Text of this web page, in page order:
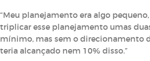
“Meu planejamento era algo
triplicar esse planejamento umas
mínimo, mas sem o direcionamento
teria alcançado nem 10% disso.”